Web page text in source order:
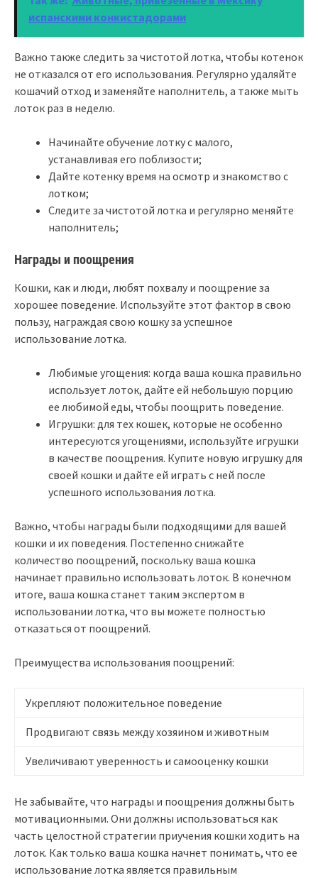
испанскими конкистадорами
Важно также следить за чистотой лотка, чтобы котенок
не отказался от его использования. Регулярно удаляйте
кошачий отход и заменяйте наполнитель, а также мыть
лоток раз в неделю.
Начинайте обучение лотку с малого,
устанавливая его поблизости;
Дайте котенку время на осмотр и знакомство с
лотком;
Следите за чистотой лотка и регулярно меняйте
наполнитель;
Награды и поощрения
Кошки, как и люди, любят похвалу и поощрение за
хорошее поведение. Используйте этот фактор в свою
пользу, награждая свою кошку за успешное
использование лотка.
Любимые угощения: когда ваша кошка правильно
использует лоток, дайте ей небольшую порцию
ее любимой еды, чтобы поощрить поведение.
Игрушки: для тех кошек, которые не особенно
интересуются угощениями, используйте игрушки
в качестве поощрения. Купите новую игрушку для
своей кошки и дайте ей играть с ней после
успешного использования лотка.
Важно, чтобы награды были подходящими для вашей
кошки и их поведения. Постепенно снижайте
количество поощрений, поскольку ваша кошка
начинает правильно использовать лоток. В конечном
итоге, ваша кошка станет таким экспертом в
использовании лотка, что вы можете полностью
отказаться от поощрений.
Преимущества использования поощрений:
Укрепляют положительное поведение
Продвигают связь между хозяином и животным
Увеличивают уверенность и самооценку кошки
Не забывайте, что награды и поощрения должны быть
мотивационными. Они должны использоваться как
часть целостной стратегии приучения кошки ходить на
лоток. Как только ваша кошка начнет понимать, что ее
использование лотка является правильным